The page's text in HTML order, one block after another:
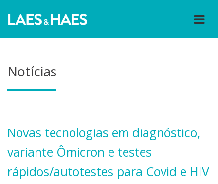
Notícias
Novas tecnologias em diagnóstico,
variante Ômicron e testes
rápidos/autotestes para Covid e HIV